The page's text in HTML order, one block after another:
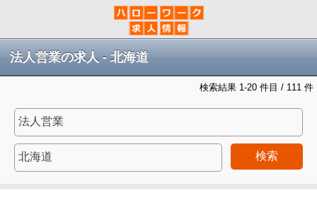
法人営業の求人 - 北海道
検索結果 1-20 件目 / 111 件
検索